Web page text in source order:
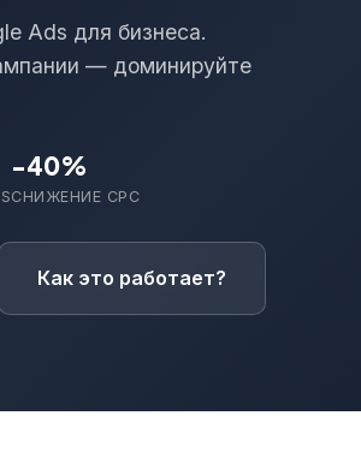
Ads для бизнеса.
— доминируйте
-40%
СНИЖЕНИЕ CPC
Как это работает?